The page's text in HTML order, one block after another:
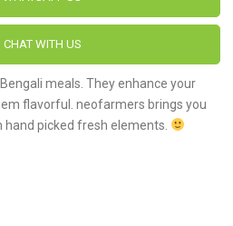
CHAT WITH US
meals. They enhance your
flavorful. neofarmers brings you
hand picked fresh elements.